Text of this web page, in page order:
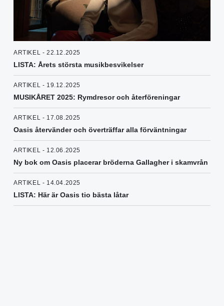
ARTIKEL - 22.12.2025
LISTA: Årets största musikbesvikelser
ARTIKEL - 19.12.2025
MUSIKÅRET 2025: Rymdresor och återföreningar
ARTIKEL - 17.08.2025
Oasis återvänder och överträffar alla förväntningar
ARTIKEL - 12.06.2025
Ny bok om Oasis placerar bröderna Gallagher i skamvrån
ARTIKEL - 14.04.2025
LISTA: Här är Oasis tio bästa låtar